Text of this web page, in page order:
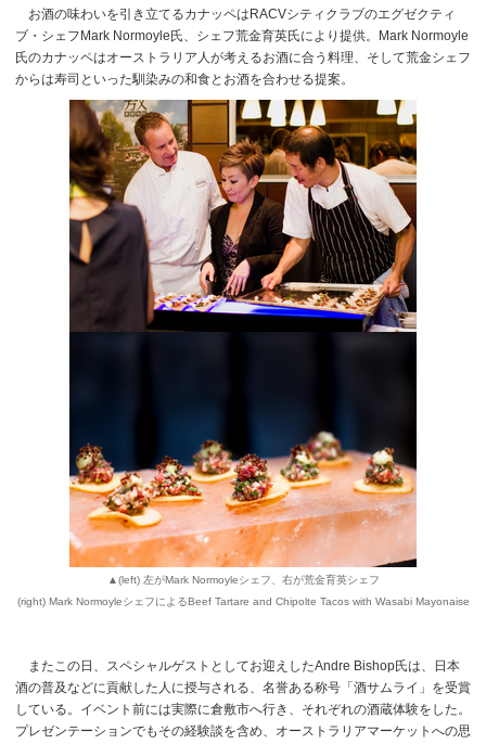
お酒の味わいを引き立てるカナッペはRACVシティクラブのエグゼクティ
ブ・シェフMark Normoyle氏、シェフ荒金育英氏により提供。Mark Normoyle
氏のカナッペはオーストラリア人が考えるお酒に合う料理、そして荒金シェフ
からは寿司といった馴染みの和食とお酒を合わせる提案。
▲(left) 左がMark Normoyleシェフ、右が荒金育英シェフ
(right) Mark NormoyleシェフによるBeef Tartare and Chipolte Tacos with Wasabi Mayonaise
またこの日、スペシャルゲストとしてお迎えしたAndre Bishop氏は、日本
酒の普及などに貢献した人に授与される、名誉ある称号「酒サムライ」を受賞
している。イベント前には実際に倉敷市へ行き、それぞれの酒蔵体験をした。
プレゼンテーションでもその経験談を含め、オーストラリアマーケットへの思